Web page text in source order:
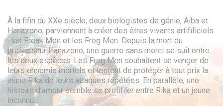
À la fifin du XXe siècle, deux biologistes de génie, Aiba et
Hanazono, parviennent à créer des êtres vivants artifificiels
: les Freak Men et les Frog Men. Depuis la mort du
professeur Hanazono, une guerre sans merci se suit entre
les deux espèces. Les Frog Men souhaitent se venger de
leurs ennemis mortels et tentent de protéger à tout prix la
jeune Rika de leurs attaques répétées. En parallèle, une
histoire d’amour semble se profifiler entre Rika et un jeune
inconnu...